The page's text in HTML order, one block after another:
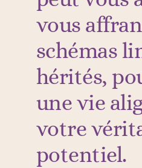
vous
schémas
hérités,
une vie
votre
potentiel.